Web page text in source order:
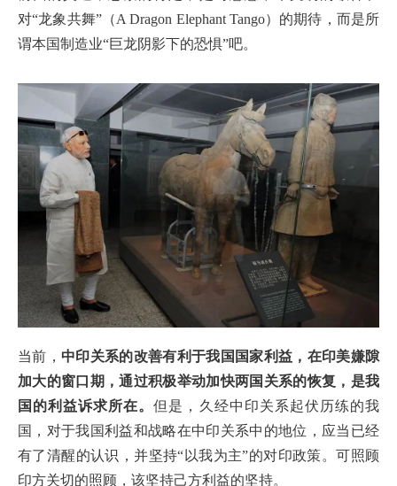
对“龙象共舞”（A Dragon Elephant Tango）的期待，而是所
谓本国制造业“巨龙阴影下的恐惧”吧。
当前， 中印关系的改善有利于我国国家利益，在印美嫌隙
加大的窗口期，通过积极举动加快两国关系的恢复，是我
国的利益诉求所在。但是，久经中印关系起伏历练的我
国，对于我国利益和战略在中印关系中的地位，应当已经
有了清醒的认识，并坚持“以我为主”的对印政策。可照顾
印方关切的照顾，该坚持己方利益的坚持。